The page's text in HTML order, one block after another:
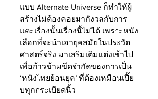
แบบ Alternate Universe ก็ทำให้ผู้
สร้างไม่ต้องคอยมากังวลกับการ
แตะเรื่องนั้นเรื่องนี้ไม่ได้ เพราะหนัง
เลือกที่จะนำเอายุคสมัยในประวัต
ศาสตร์จริง มาเสริมเติมแต่งเข้าไป
เพื่อก้าวข้ามขีดจำกัดของการเป็น
‘หนังไทยย้อนยุค’ ที่ต้องเหมือนเปี๊ย
บทุกกระเบียดนิ้ว